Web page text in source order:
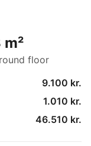
floor
9.100 kr.
1.010 kr.
46.510 kr.